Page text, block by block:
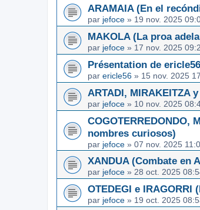
ARAMAIA (En el
par jefoce » 19 nov. 2025
MAKOLA (La proa
par jefoce » 17 nov. 2025
Présentation de ericle56
par ericle56 » 15 nov. 2025
ARTADI, MIRAKEITZA
par jefoce » 10 nov. 2025
COGOTERREDONDO,
nombres curiosos)
par jefoce » 07 nov. 2025
XANDUA (Combate en
par jefoce » 28 oct. 2025
OTEDEGI e IRAGORRI
par jefoce » 19 oct. 2025